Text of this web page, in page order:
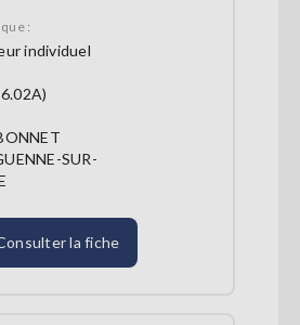
:
individuel
SUR-
la fiche